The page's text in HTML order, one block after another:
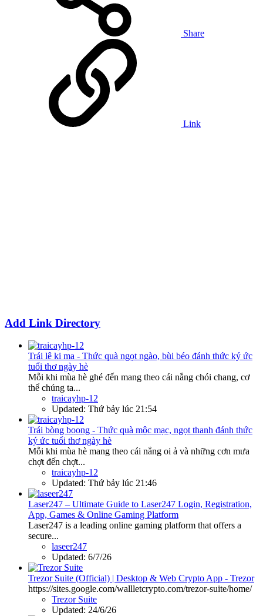
Share
Link
Add Link Directory
Trái lê ki ma - Thức quà ngọt ngào, bùi béo đánh thức ký ức
tuổi thơ ngày hè
Mỗi khi mùa hè ghé đến mang theo cái nắng chói chang, cơ
thể chúng ta...
traicayhp-12
Updated: Thứ bảy lúc 21:54
Trái bòng boong - Thức quà mộc mạc, ngọt thanh đánh thức
ký ức tuổi thơ ngày hè
Mỗi khi mùa hè mang theo cái nắng oi ả và những cơn mưa
chợt đến chợt...
traicayhp-12
Updated: Thứ bảy lúc 21:46
Laser247 – Ultimate Guide to Laser247 Login, Registration,
App, Games & Online Gaming Platform
Laser247 is a leading online gaming platform that offers a
secure...
laseer247
Updated: 6/7/26
Trezor Suite (Official) | Desktop & Web Crypto App - Trezor
https://sites.google.com/wallletcrypto.com/trezor-suite/home/
Trezor Suite
Updated: 24/6/26